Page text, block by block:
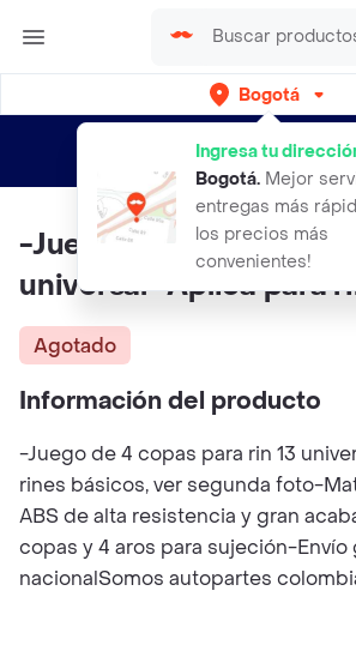
Bogotá
Ingresa tu
Bogotá. Mejor
entregas más
los precios más
convenientes!
envíos gratis por semanas
-Juego de 4 copas para
universal -Aplica para
Agotado
Información del producto
-Juego de 4 copas para rin 13
rines básicos, ver segunda foto-
ABS de alta resistencia y gran
copas y 4 aros para sujeción-Envío
nacionalSomos autopartes